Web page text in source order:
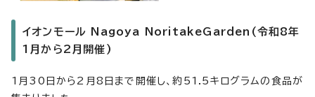
イオンモール Nagoya NoritakeGarden(令和8年
1月から2月開催)
1月30日から2月8日まで開催し、約51.5キログラムの食品が